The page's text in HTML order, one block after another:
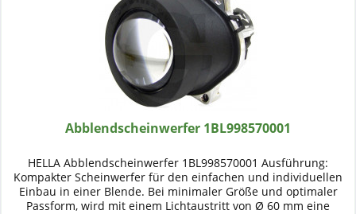
Abblendscheinwerfer 1BL998570001
HELLA Abblendscheinwerfer 1BL998570001 Ausführung:
Kompakter Scheinwerfer für den einfachen und individuellen
Einbau in einer Blende. Bei minimaler Größe und optimaler
Passform, wird mit einem Lichtaustritt von Ø 60 mm eine